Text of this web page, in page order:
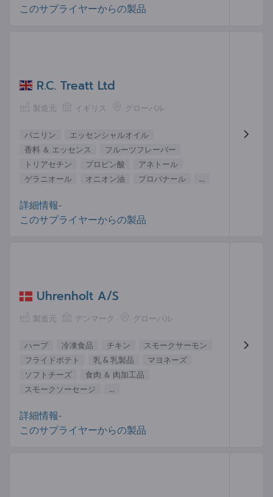
このサプライヤーからの製品
R.C. Treatt Ltd
製造元 イギリス グローバル
バニリン
エッセンシャルオイル
香料 ＆ エッセンス
フルーツフレーバー
トリアセチン
プロピン酸
アネトール
ゲラニオール
オニオン油 プロパナール ...
詳細情報-
このサプライヤーからの製品
Uhrenholt A/S
製造元 デンマーク グローバル
ハーブ 冷凍食品 チキン
スモークサーモン
フライドポテト
乳 & 乳製品
マヨネーズ
ソフトチーズ
食肉 ＆ 肉加工品
スモークソーセージ
...
詳細情報-
このサプライヤーからの製品